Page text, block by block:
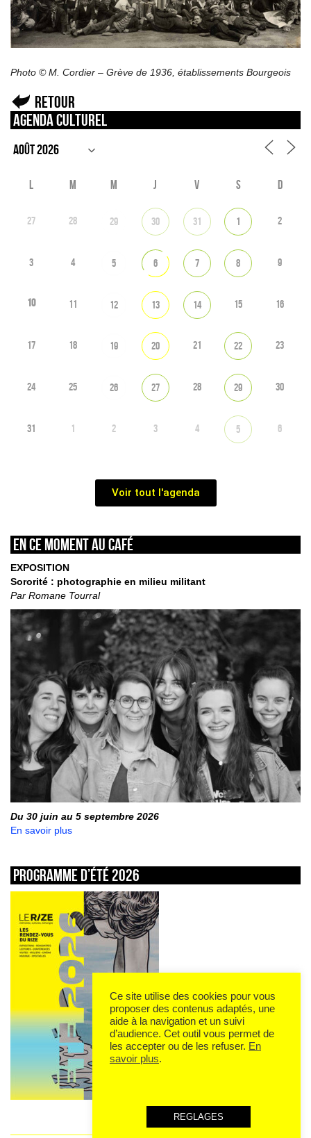
Photo © M. Cordier – Grève de 1936, établissements Bourgeois
Retour
Agenda culturel
L M M J V S D
27 28 29 30 31 1 2
3 4 5 6 7 8 9
10 11 12 13 14 15 16
17 18 19 20 21 22 23
24 25 26 27 28 29 30
31 1 2 3 4 5 6
Voir tout l'agenda
En ce moment au café
EXPOSITION
Sororité : photographie en milieu militant
Par Romane Tourral
Du 30 juin au 5 septembre 2026
En savoir plus
Programme d’été 2026
Ce site utilise des cookies pour vous
proposer des contenus adaptés, une
aide à la navigation et un suivi
d’audience. Cet outil vous permet de
les accepter ou de les refuser. En
savoir plus.
REGLAGES